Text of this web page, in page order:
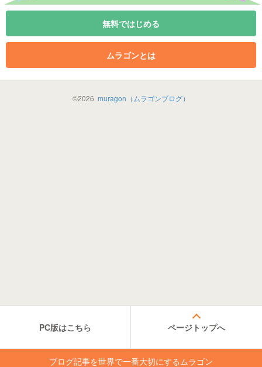
無料ではじめる
ムラゴンとは
©2026 muragon（ムラゴンブログ）
PC版はこちら ページトップへ
ブログ記事を世界で一番大切にするムラゴン